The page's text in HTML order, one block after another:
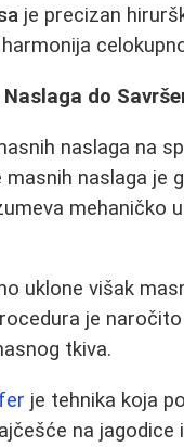
je precizan
do
naslaga na
masnih naslaga je
mehaničko
uklone višak
je
tkiva.
je tehnika koja
na